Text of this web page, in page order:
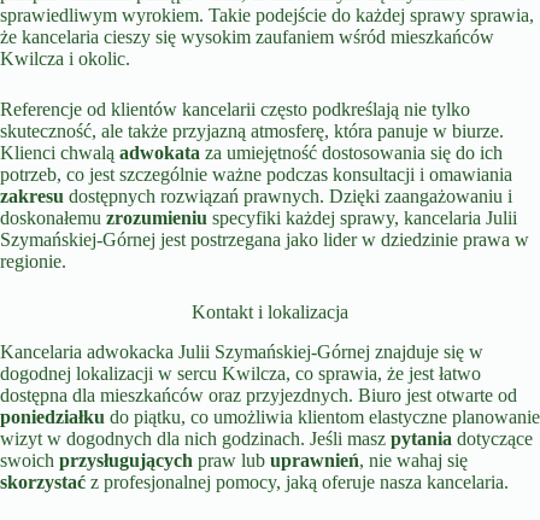
sprawiedliwym wyrokiem. Takie podejście do każdej sprawy sprawia,
że kancelaria cieszy się wysokim zaufaniem wśród mieszkańców
Kwilcza i okolic.
Referencje od klientów kancelarii często podkreślają nie tylko
skuteczność, ale także przyjazną atmosferę, która panuje w biurze.
Klienci chwalą adwokata za umiejętność dostosowania się do ich
potrzeb, co jest szczególnie ważne podczas konsultacji i omawiania
zakresu dostępnych rozwiązań prawnych. Dzięki zaangażowaniu i
doskonałemu zrozumieniu specyfiki każdej sprawy, kancelaria Julii
Szymańskiej-Górnej jest postrzegana jako lider w dziedzinie prawa w
regionie.
Kontakt i lokalizacja
Kancelaria adwokacka Julii Szymańskiej-Górnej znajduje się w
dogodnej lokalizacji w sercu Kwilcza, co sprawia, że jest łatwo
dostępna dla mieszkańców oraz przyjezdnych. Biuro jest otwarte od
poniedziałku do piątku, co umożliwia klientom elastyczne planowanie
wizyt w dogodnych dla nich godzinach. Jeśli masz pytania dotyczące
swoich przysługujących praw lub uprawnień, nie wahaj się
skorzystać z profesjonalnej pomocy, jaką oferuje nasza kancelaria.